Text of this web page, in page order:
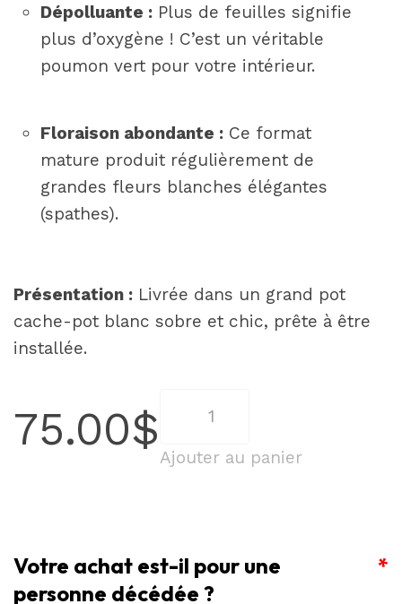
Dépolluante : Plus de feuilles signifie
plus d’oxygène ! C’est un véritable
poumon vert pour votre intérieur.
Floraison abondante : Ce format
mature produit régulièrement de
grandes fleurs blanches élégantes
(spathes).
Présentation : Livrée dans un grand pot
cache-pot blanc sobre et chic, prête à être
installée.
75.00$ Lys
cm
(6
Ajouter au panier
*
Votre achat est-il pour une
personne décédée ?